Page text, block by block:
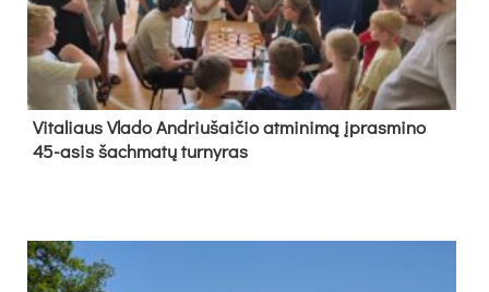
Vi­ta­liaus Vla­do And­riu­šai­čio at­mi­ni­mą įpras­mi­no
45-asis šach­ma­tų tur­ny­ras